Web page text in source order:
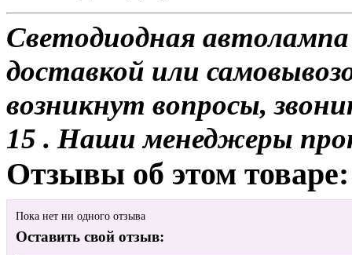
Светодиодная
доставкой или
возникнут вопросы,
15 . Наши менеджеры
Отзывы об этом товаре:
Пока нет ни одного отзыва
Оставить свой отзыв: